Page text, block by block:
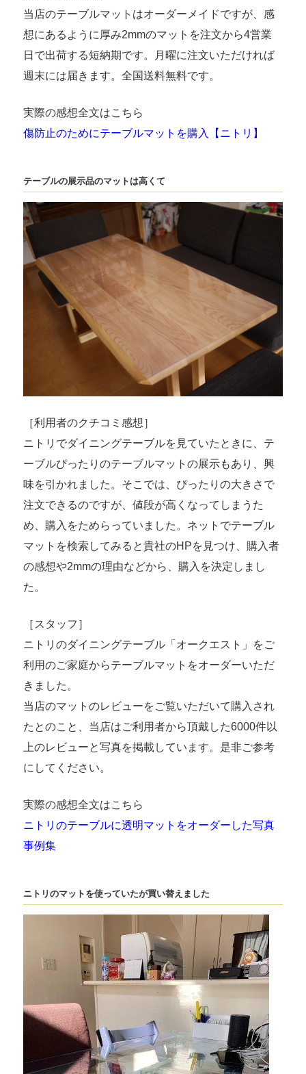
当店のテーブルマットはオーダーメイドですが、感
想にあるように厚み2mmのマットを注文から4営業
日で出荷する短納期です。月曜に注文いただければ
週末には届きます。全国送料無料です。
実際の感想全文はこちら
傷防止のためにテーブルマットを購入【ニトリ】
テーブルの展示品のマットは高くて
［利用者のクチコミ感想］
ニトリでダイニングテーブルを見ていたときに、テ
ーブルぴったりのテーブルマットの展示もあり、興
味を引かれました。そこでは、ぴったりの大きさで
注文できるのですが、値段が高くなってしまうた
め、購入をためらっていました。ネットでテーブル
マットを検索してみると貴社のHPを見つけ、購入者
の感想や2mmの理由などから、購入を決定しまし
た。
［スタッフ］
ニトリのダイニングテーブル「オークエスト」をご
利用のご家庭からテーブルマットをオーダーいただ
きました。
当店のマットのレビューをご覧いただいて購入され
たとのこと、当店はご利用者から頂戴した6000件以
上のレビューと写真を掲載しています。是非ご参考
にしてください。
実際の感想全文はこちら
ニトリのテーブルに透明マットをオーダーした写真
事例集
ニトリのマットを使っていたが買い替えました